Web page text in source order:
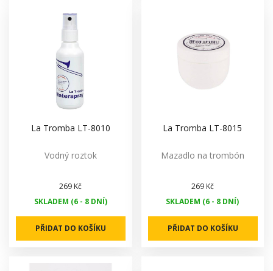
La Tromba LT-8010
Vodný roztok
269 Kč
SKLADEM (6 - 8 DNÍ)
PŘIDAT DO KOŠÍKU
La Tromba LT-8015
Mazadlo na trombón
269 Kč
SKLADEM (6 - 8 DNÍ)
PŘIDAT DO KOŠÍKU